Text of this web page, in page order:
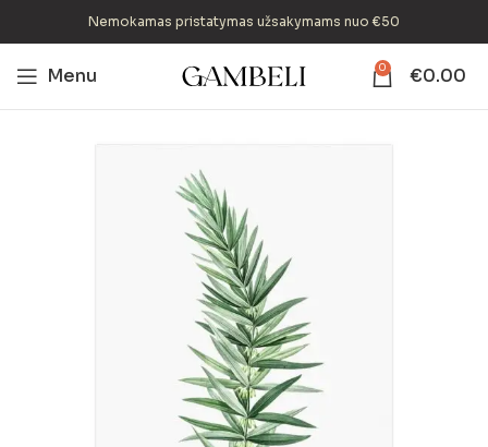
Nemokamas pristatymas užsakymams nuo €50
Menu 0 €0.00